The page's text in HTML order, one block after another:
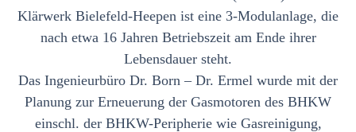
Klärwerk Bielefeld-Heepen ist eine 3-Modulanlage, die
nach etwa 16 Jahren Betriebszeit am Ende ihrer
Lebensdauer steht.
Das Ingenieurbüro Dr. Born – Dr. Ermel wurde mit der
Planung zur Erneuerung der Gasmotoren des BHKW
einschl. der BHKW-Peripherie wie Gasreinigung,